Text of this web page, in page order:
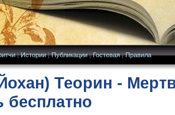
|Истории|Публикации|Гостевая|Правила
Теорин -
бесплатно